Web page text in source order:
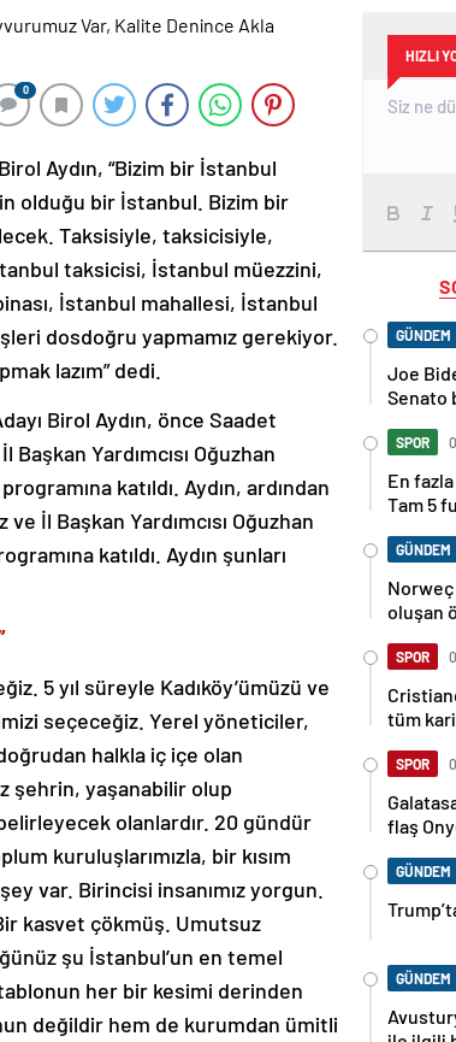
0
Aydın, “Bizim bir İstanbul
olduğu bir İstanbul. Bizim bir
Taksisiyle, taksicisiyle,
taksicisi, İstanbul müezzini,
İstanbul mahallesi, İstanbul
dosdoğru yapmamız gerekiyor.
lazım” dedi.
Birol Aydın, önce Saadet
Yardımcısı Oğuzhan
katıldı. Aydın, ardından
İl Başkan Yardımcısı Oğuzhan
katıldı. Aydın şunları
5 yıl süreyle Kadıköy’ümüzü ve
seçeceğiz. Yerel yöneticiler,
halkla iç içe olan
şehrin, yaşanabilir olup
olanlardır. 20 gündür
kuruluşlarımızla, bir kısım
var. Birincisi insanımız yorgun.
kasvet çökmüş. Umutsuz
şu İstanbul’un en temel
her bir kesimi derinden
değildir hem de kurumdan ümitli
HIZLI
GÜNDEM
Joe
Senato
SPOR
En
Tam 5
GÜNDEM
Norweç
oluşan
SPOR
tüm
SPOR
flaş
GÜNDEM
GÜNDEM